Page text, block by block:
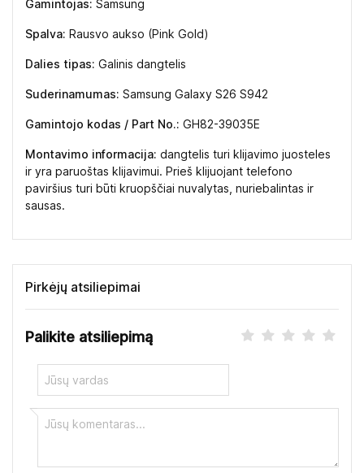
Gamintojas: Samsung
Spalva: Rausvo aukso (Pink Gold)
Dalies tipas: Galinis dangtelis
Suderinamumas: Samsung Galaxy S26 S942
Gamintojo kodas / Part No.: GH82-39035E
Montavimo informacija: dangtelis turi klijavimo juosteles
ir yra paruoštas klijavimui. Prieš klijuojant telefono
paviršius turi būti kruopščiai nuvalytas, nuriebalintas ir
sausas.
Pirkėjų atsiliepimai
Palikite atsiliepimą